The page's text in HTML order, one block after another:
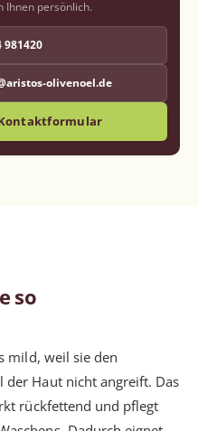
Zusätzen und besonders
Hundehaut.
Ihnen persönlich.
981420
olivenoel.de
so
mild, weil sie den
der Haut nicht angreift. Das
rückfettend und pflegt